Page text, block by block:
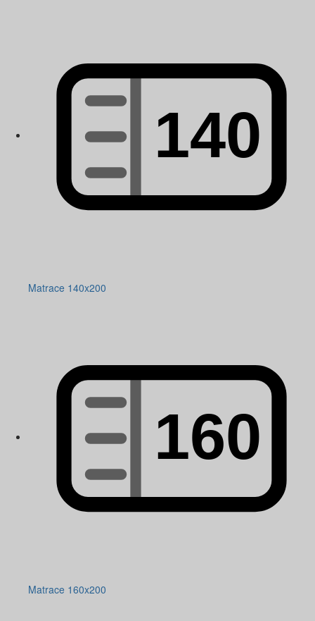
Matrace 140x200
Matrace 160x200